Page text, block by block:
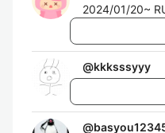
2024/01/20~
@kkksssyyy
@